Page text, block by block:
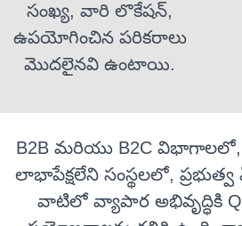
సంఖ్య, వారి లొకేషన్,
ఉపయోగించిన పరికరాలు
మొదలైనవి ఉంటాయి.
B2B మరియు B2C విభాగాలలో,
లాభాపేక్షలేని సంస్థలలో,
వాటిలో వ్యాపార అభివృద్ధికి